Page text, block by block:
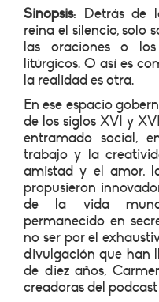
Sinopsis: Detrás de
reina el silencio, solo
las oraciones o
litúrgicos. O así es
la realidad es otra.
En ese espacio
de los siglos XVI y
entramado social,
trabajo y la
amistad y el amor,
propusieron
de la vida
permanecido en
no ser por el
divulgación que han
de diez años,
creadoras del podcast